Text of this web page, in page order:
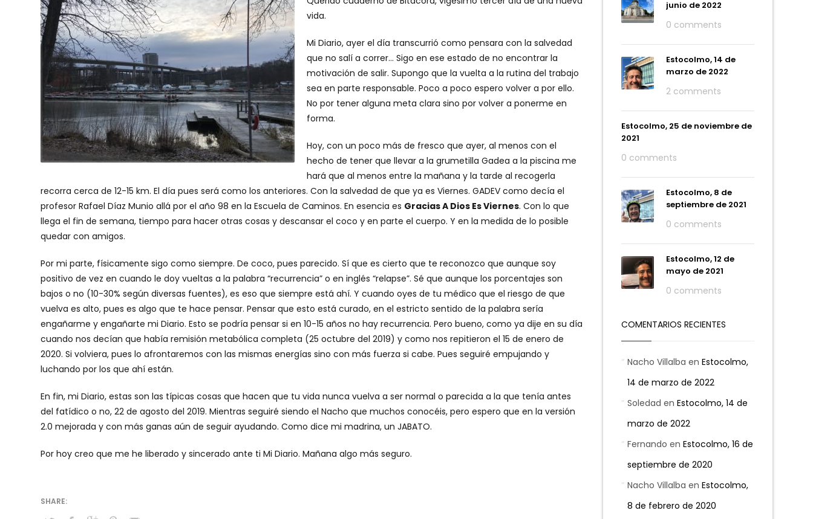
vida.
Mi Diario, ayer el día transcurrió como pensara con la salvedad
que no salí a correr… Sigo en ese estado de no encontrar la
motivación de salir. Supongo que la vuelta a la rutina del trabajo
sea en parte responsable. Poco a poco espero volver a por ello.
No por tener alguna meta clara sino por volver a ponerme en
forma.
Hoy, con un poco más de fresco que ayer, al menos con el
hecho de tener que llevar a la grumetilla Gadea a la piscina me
hará que al menos entre la mañana y la tarde al recogerla
recorra cerca de 12-15 km. El día pues será como los anteriores. Con la salvedad de que ya es Viernes. GADEV como decía el
profesor Rafael Díaz Munio allá por el año 98 en la Escuela de Caminos. En esencia es Gracias A Dios Es Viernes. Con lo que
llega el fin de semana, tiempo para hacer otras cosas y descansar el coco y en parte el cuerpo. Y en la medida de lo posible
quedar con amigos.
Por mi parte, físicamente sigo como siempre. De coco, pues parecido. Sí que es cierto que te reconozco que aunque soy
positivo de vez en cuando le doy vueltas a la palabra “recurrencia” o en inglés “relapse”. Sé que aunque los porcentajes son
bajos o no (10-30% según diversas fuentes), es eso que siempre está ahí. Y cuando oyes de tu médico que el riesgo de que
vuelva es alto, pues es algo que te hace pensar. Pensar que esto está curado, en el estricto sentido de la palabra sería
engañarme y engañarte mi Diario. Esto se podría pensar si en 10-15 años no hay recurrencia. Pero bueno, como ya dije en su día
cuando nos decían que había remisión metabólica completa (25 octubre del 2019) y como nos repitieron el 15 de enero de
2020. Si volviera, pues lo afrontaremos con las mismas energías sino con más fuerza si cabe. Pues seguiré empujando y
luchando por los que ahí están.
En fin, mi Diario, estas son las típicas cosas que hacen que tu vida nunca vuelva a ser normal o parecida a la que tenía antes
del fatídico o no, 22 de agosto del 2019. Mientras seguiré siendo el Nacho que muchos conocéis, pero espero que en la versión
2.0 mejorada y con más ganas aún de seguir ayudando. Como dice mi madrina, un JABATO.
Por hoy creo que me he liberado y sincerado ante ti Mi Diario. Mañana algo más seguro.
junio de 2022
0 comments
Estocolmo, 14 de
marzo de 2022
2 comments
Estocolmo, 25 de noviembre de
2021
0 comments
Estocolmo, 8 de
septiembre de 2021
0 comments
Estocolmo, 12 de
mayo de 2021
0 comments
COMENTARIOS RECIENTES
Nacho Villalba en Estocolmo,
14 de marzo de 2022
Soledad en Estocolmo, 14 de
marzo de 2022
Fernando en Estocolmo, 16 de
septiembre de 2020
Nacho Villalba en Estocolmo,
8 de febrero de 2020